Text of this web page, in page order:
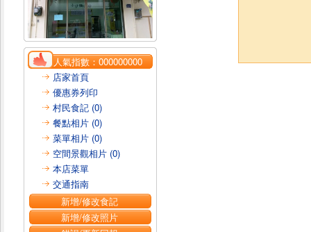
人氣指數：000000000
店家首頁
優惠券列印
村民食記 (0)
餐點相片 (0)
菜單相片 (0)
空間景觀相片 (0)
本店菜單
交通指南
新增/修改食記
新增/修改照片